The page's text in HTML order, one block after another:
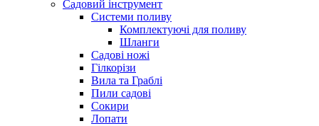
Садовий інструмент
Системи поливу
Комплектуючі для поливу
Шланги
Садові ножі
Гілкорізи
Вила та Граблі
Пили садові
Сокири
Лопати